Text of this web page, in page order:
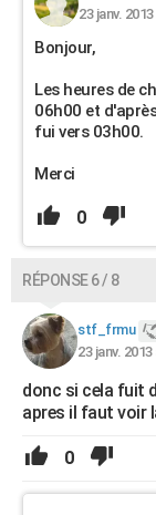
23 janv.
Bonjour,
Les heures de
06h00 et
fui vers 03h00.
Merci
0
RÉPONSE 6 / 8
stf_frmu
23 janv. 2013
donc si cela fuit
apres il faut voir
0